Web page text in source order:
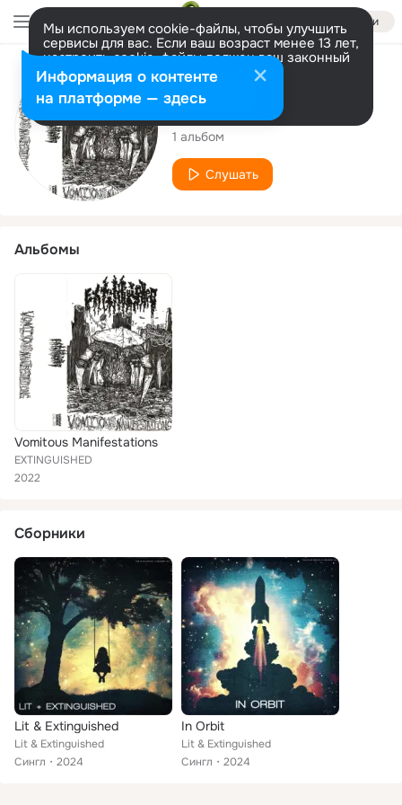
Войти
Мы используем cookie-файлы, чтобы улучшить
сервисы для вас. Если ваш возраст менее 13 лет,
настроить cookie-файлы должен ваш законный
представитель. Больше информации
Разрешить все Настроить
Исполнитель
EXTINGUISHED
1 альбом
Слушать
Альбомы
Vomitous Manifestations
EXTINGUISHED
2022
Сборники
Lit & Extinguished
Lit & Extinguished
Сингл
2024
In Orbit
Lit & Extinguished
Сингл
2024
Информация о контенте
на платформе — здесь